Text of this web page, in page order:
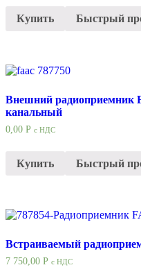
Купить Быстрый
Внешний радиоприемник
канальный
0,00 Р с НДС
Купить Быстрый
Встраиваемый
7 750,00 Р с НДС